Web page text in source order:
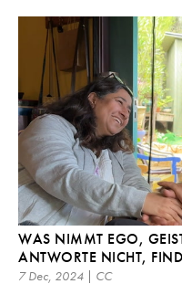
WAS NIMMT EGO,
ANTWORTE NICHT,
7 Dec, 2024 | CC